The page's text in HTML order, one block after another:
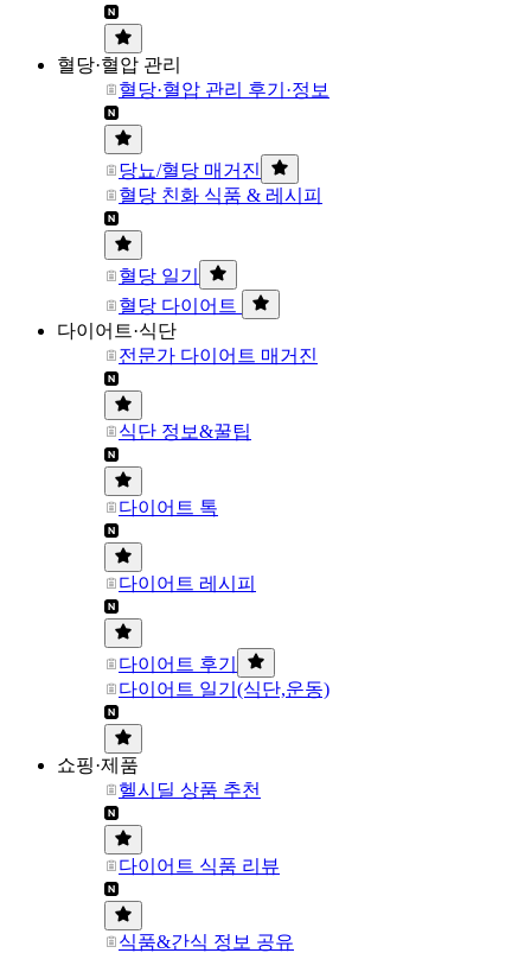
혈당·혈압 관리
혈당·혈압 관리 후기·정보
당뇨/혈당 매거진
혈당 친화 식품 & 레시피
혈당 일기
혈당 다이어트
다이어트·식단
전문가 다이어트 매거진
식단 정보&꿀팁
다이어트 톡
다이어트 레시피
다이어트 후기
다이어트 일기(식단,운동)
쇼핑·제품
헬시딜 상품 추천
다이어트 식품 리뷰
식품&간식 정보 공유